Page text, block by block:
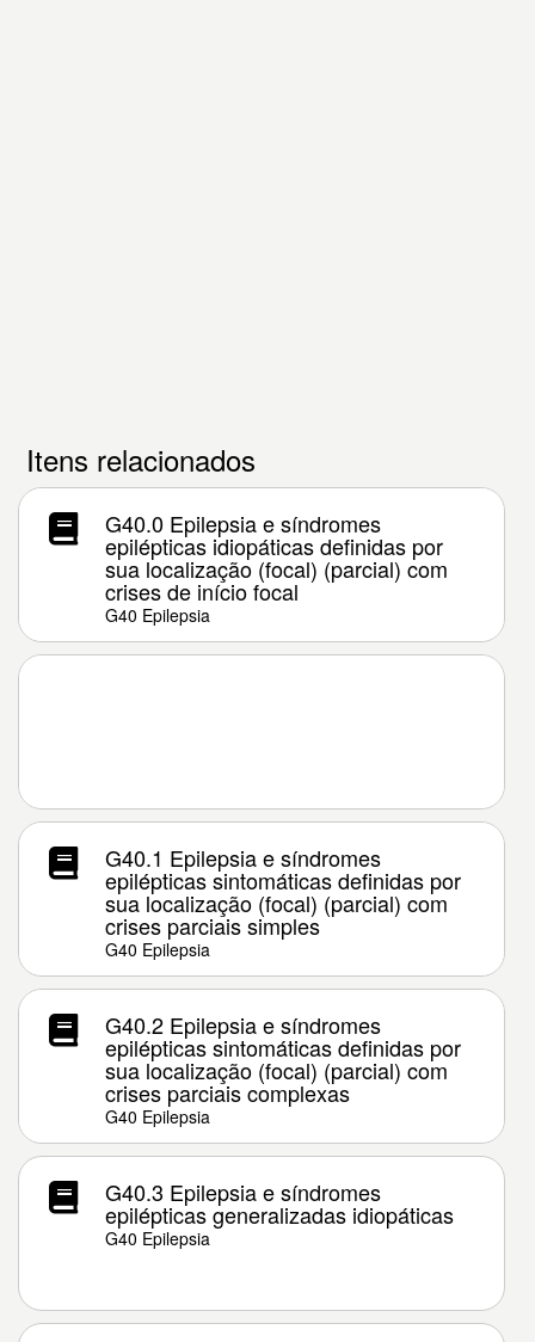
Itens relacionados
G40.0 Epilepsia e síndromes
epilépticas idiopáticas definidas por
sua localização (focal) (parcial) com
crises de início focal
G40 Epilepsia
G40.1 Epilepsia e síndromes
epilépticas sintomáticas definidas por
sua localização (focal) (parcial) com
crises parciais simples
G40 Epilepsia
G40.2 Epilepsia e síndromes
epilépticas sintomáticas definidas por
sua localização (focal) (parcial) com
crises parciais complexas
G40 Epilepsia
G40.3 Epilepsia e síndromes
epilépticas generalizadas idiopáticas
G40 Epilepsia